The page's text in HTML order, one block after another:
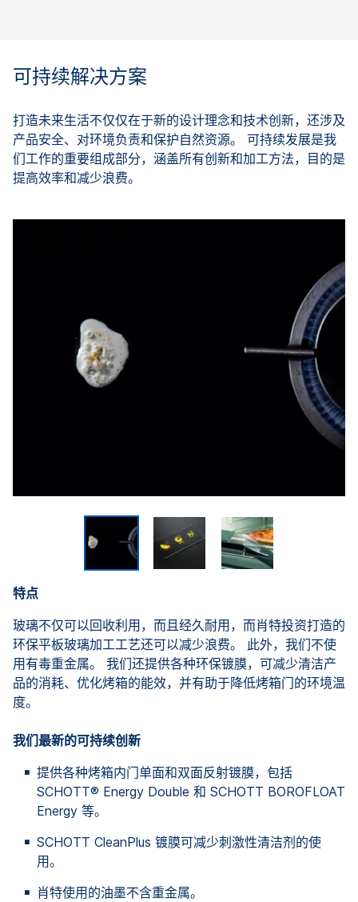
可持续解决方案
打造未来生活不仅仅在于新的设计理念和技术创新，还涉及
产品安全、对环境负责和保护自然资源。 可持续发展是我
们工作的重要组成部分，涵盖所有创新和加工方法，目的是
提高效率和减少浪费。
特点
玻璃不仅可以回收利用，而且经久耐用，而肖特投资打造的
环保平板玻璃加工工艺还可以减少浪费。 此外，我们不使
用有毒重金属。 我们还提供各种环保镀膜，可减少清洁产
品的消耗、优化烤箱的能效，并有助于降低烤箱门的环境温
度。
我们最新的可持续创新
提供各种烤箱内门单面和双面反射镀膜，包括
SCHOTT® Energy Double 和 SCHOTT BOROFLOAT
Energy 等。
SCHOTT CleanPlus 镀膜可减少刺激性清洁剂的使
用。
肖特使用的油墨不含重金属。